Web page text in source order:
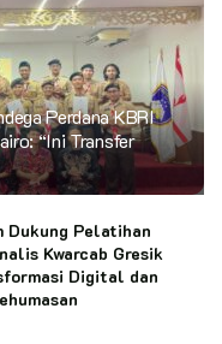
Perdana KBRI
“Ini Transfer
Dukung Pelatihan
Kwarcab Gresik
Digital dan